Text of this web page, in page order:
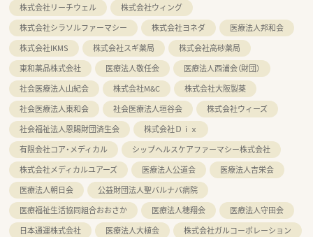
株式会社リーチウェル
株式会社ウィング
株式会社シラソルファーマシー
株式会社ヨネダ
医療法人邦和会
株式会社IKMS
株式会社スギ薬局
株式会社高砂薬局
東和薬品株式会社
医療法人敬任会
医療法人西浦会（財団）
社会医療法人山紀会
株式会社M&C
株式会社大阪製薬
社会医療法人東和会
社会医療法人垣谷会
株式会社ウィーズ
社会福祉法人恩賜財団済生会
株式会社Ｄｉｘ
有限会社コア・メディカル
シップヘルスケアファーマシー株式会社
株式会社メディカルユアーズ
医療法人公道会
医療法人吉栄会
医療法人朝日会
公益財団法人聖バルナバ病院
医療福祉生活協同組合おおさか
医療法人穂翔会
医療法人守田会
日本通運株式会社
医療法人大植会
株式会社ガルコーポレーション